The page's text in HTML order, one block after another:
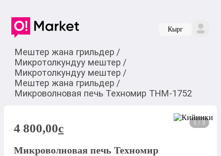
Кырг
Мештер жана грильдер /
Микротолкундуу мештер /
Микротолкундуу мештер /
Мештер жана грильдер /
Микроволновая печь Техномир ТНМ-1752
1 / 3
4 800,00c
Микроволновая печь Техномир